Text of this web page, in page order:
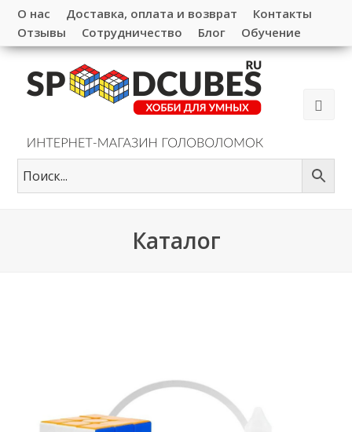
О нас Доставка, оплата и возврат
Контакты
Отзывы
Сотрудничество Блог Обучение
Каталог